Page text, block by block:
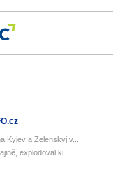
Kyjev a Zelenskyj v...
explodoval ki...